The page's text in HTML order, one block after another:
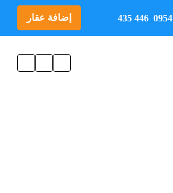
0954 446 435 إضافة عقار